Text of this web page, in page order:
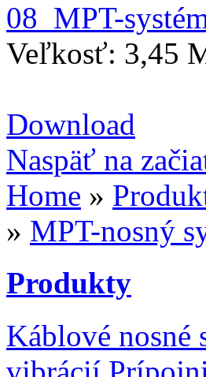
08_MPT-
Veľkosť: 3,45
Download
Naspäť na
Home »
» MPT-nosný
Produkty
Káblové nosné